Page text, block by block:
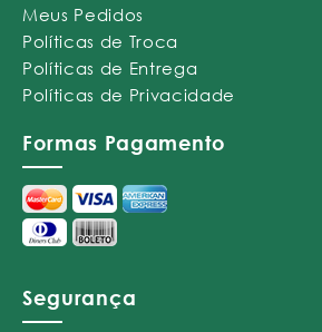
Meus Pedidos
Políticas de Troca
Políticas de Entrega
Políticas de Privacidade
Formas Pagamento
Segurança